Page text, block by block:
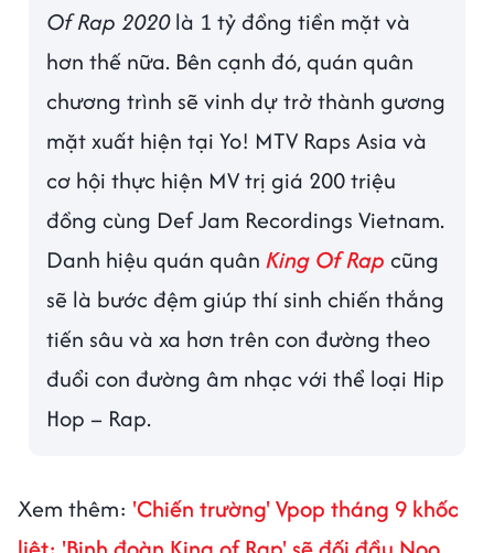
Of Rap 2020là 1 tỷ đồng tiền mặt và
hơn thế nữa. Bên cạnh đó, quán quân
chương trình sẽ vinh dự trở thành gương
mặt xuất hiện tại Yo! MTV Raps Asia và
cơ hội thực hiện MV trị giá 200 triệu
đồng cùng Def Jam Recordings Vietnam.
Danh hiệu quán quânKing Of Rap cũng
sẽ là bước đệm giúp thí sinh chiến thắng
tiến sâu và xa hơn trên con đường theo
đuổi con đường âm nhạc với thể loại Hip
Hop – Rap.
Xem thêm: 'Chiến trường' Vpop tháng 9 khốc